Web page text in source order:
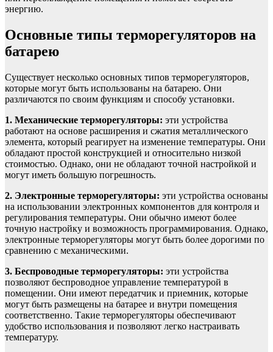
энергию.
Основные типы терморегуляторов на
батарею
Существует несколько основных типов терморегуляторов,
которые могут быть использованы на батарею. Они
различаются по своим функциям и способу установки.
1. Механические терморегуляторы: эти устройства
работают на основе расширения и сжатия металлического
элемента, который реагирует на изменение температуры. Они
обладают простой конструкцией и относительно низкой
стоимостью. Однако, они не обладают точной настройкой и
могут иметь большую погрешность.
2. Электронные терморегуляторы: эти устройства основаны
на использовании электронных компонентов для контроля и
регулирования температуры. Они обычно имеют более
точную настройку и возможность программирования. Однако,
электронные терморегуляторы могут быть более дорогими по
сравнению с механическими.
3. Беспроводные терморегуляторы: эти устройства
позволяют беспроводное управление температурой в
помещении. Они имеют передатчик и приемник, которые
могут быть размещены на батарее и внутри помещения
соответственно. Такие терморегуляторы обеспечивают
удобство использования и позволяют легко настраивать
температуру.